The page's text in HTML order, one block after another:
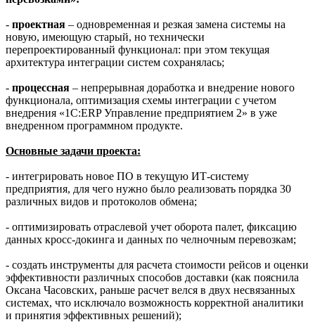
- проектная – одновременная и резкая замена системы на
новую, имеющую старый, но технически
перепроектированный функционал: при этом текущая
архитектура интеграции систем сохранялась;
- процессная – непрерывная доработка и внедрение нового
функционала, оптимизация схемы интеграции с учетом
внедрения «1С:ERP Управление предприятием 2» в уже
внедренном программном продукте.
Основные задачи проекта:
- интегрировать новое ПО в текущую ИТ-систему
предприятия, для чего нужно было реализовать порядка 30
различных видов и протоколов обмена;
- оптимизировать отраслевой учет оборота палет, фиксацию
данных кросс-докинга и данных по челночным перевозкам;
- создать инструменты для расчета стоимости рейсов и оценки
эффективности различных способов доставки (как пояснила
Оксана Часовских, раньше расчет велся в двух несвязанных
системах, что исключало возможность корректной аналитики
и принятия эффективных решений);